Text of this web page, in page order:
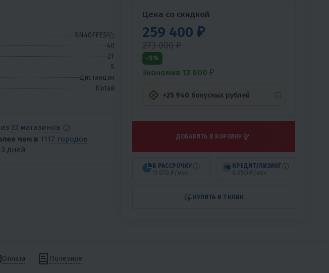
SN40FFES
40
2T
S
Дистанция
Китай
из 33 магазинов
чем в 1117 городов
дней
Цена со скидкой
259 400 ₽
273 000 ₽
-5%
Экономия 13 600 ₽
+25 940 бонусных рублей
ДОБАВИТЬ В КОРЗИНУ
В РАССРОЧКУ
11 670 ₽/мес
КРЕДИТ/ЛИЗИНГ
8 650 ₽/мес
КУПИТЬ В 1 КЛИК
Оплата Полезное